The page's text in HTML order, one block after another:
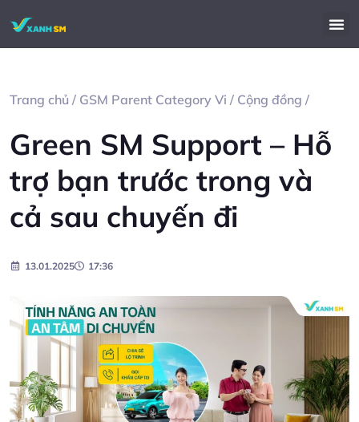
Trang chủ / GSM Parent Category Vi / Cộng đồng /
Green SM Support – Hỗ
trợ bạn trước trong và
cả sau chuyến đi
13.01.2025 17:36